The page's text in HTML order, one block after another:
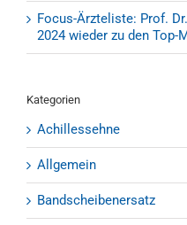
Focus-Ärzteliste: Prof.
2024 wieder zu den Top-
Kategorien
Achillessehne
Allgemein
Bandscheibenersatz